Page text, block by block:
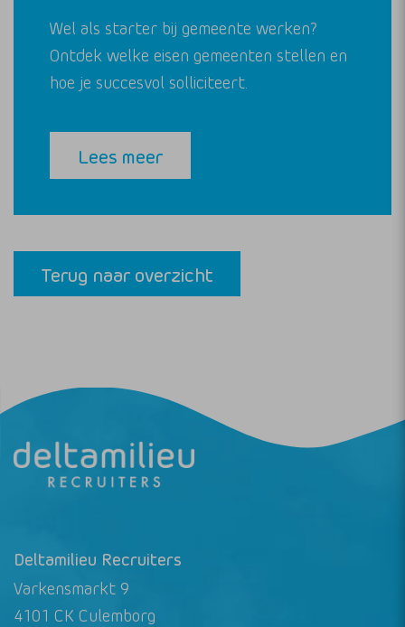
Wel als starter bij gemeente werken?
Ontdek welke eisen gemeenten stellen en
hoe je succesvol solliciteert.
Lees meer
Terug naar overzicht
Deltamilieu Recruiters
Varkensmarkt 9
4101 CK Culemborg